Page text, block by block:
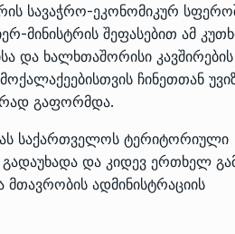
სავაჭრო-ეკონომიკურ
მინისტრის შეფასებით ამ
და ხალხთაშორისი კავშირების
ჩინეთთან
გაფორმდა.
საქართველოს ტერიტორიული
და კიდევ ერთხელ
მთავრობის ადმინისტრაციის
ᲒᲐᲜᲐᲗᲚᲔᲑᲐ 15/05/2022